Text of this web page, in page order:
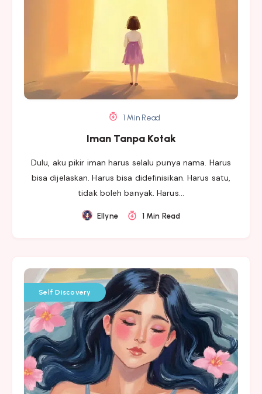
1 Min Read
Iman Tanpa Kotak
Dulu, aku pikir iman harus selalu punya nama. Harus
bisa dijelaskan. Harus bisa didefinisikan. Harus satu,
tidak boleh banyak. Harus…
Ellyne 1 Min Read
Self Discovery